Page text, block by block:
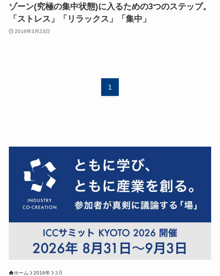
ゾーン(究極の集中状態)に入るための3つのステップ。
「ストレス」「リラックス」「集中」
2016年3月23日
1
ホーム 2016年 3月